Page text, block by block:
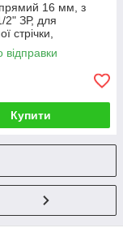
16 мм, з
2" ЗР, для
стрічки,
для монтажу
поливу)
відправки
Купити